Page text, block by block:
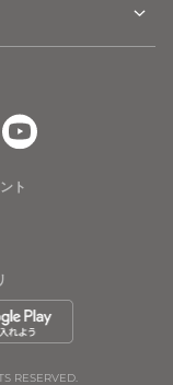
ト
RESERVED.